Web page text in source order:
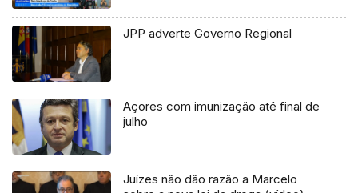
JPP adverte Governo Regional
Açores com imunização até final de
julho
Juízes não dão razão a Marcelo